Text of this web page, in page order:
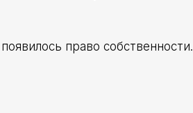
право собственности.